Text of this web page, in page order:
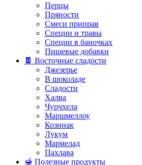
Перцы
Пряности
Смеси приправ
Специи и травы
Специи в баночках
Пищевые добавки
🍫 Восточные сладости
Джезерье
В шоколаде
Сладости
Халва
Чурчхела
Маршмеллоу
Козинак
Лукум
Мармелад
Пахлава
🍯 Полезные продукты